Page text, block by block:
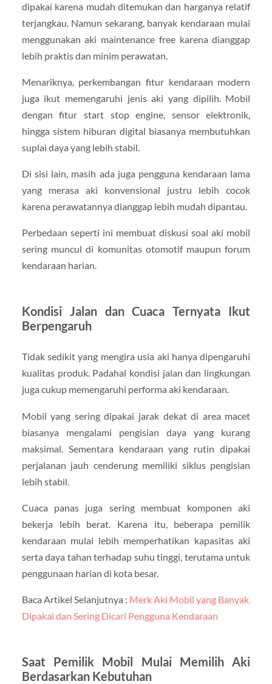
dipakai karena mudah ditemukan dan harganya relatif
terjangkau. Namun sekarang, banyak kendaraan mulai
menggunakan aki maintenance free karena dianggap
lebih praktis dan minim perawatan.
Menariknya, perkembangan fitur kendaraan modern
juga ikut memengaruhi jenis aki yang dipilih. Mobil
dengan fitur start stop engine, sensor elektronik,
hingga sistem hiburan digital biasanya membutuhkan
suplai daya yang lebih stabil.
Di sisi lain, masih ada juga pengguna kendaraan lama
yang merasa aki konvensional justru lebih cocok
karena perawatannya dianggap lebih mudah dipantau.
Perbedaan seperti ini membuat diskusi soal aki mobil
sering muncul di komunitas otomotif maupun forum
kendaraan harian.
Kondisi Jalan dan Cuaca Ternyata Ikut
Berpengaruh
Tidak sedikit yang mengira usia aki hanya dipengaruhi
kualitas produk. Padahal kondisi jalan dan lingkungan
juga cukup memengaruhi performa aki kendaraan.
Mobil yang sering dipakai jarak dekat di area macet
biasanya mengalami pengisian daya yang kurang
maksimal. Sementara kendaraan yang rutin dipakai
perjalanan jauh cenderung memiliki siklus pengisian
lebih stabil.
Cuaca panas juga sering membuat komponen aki
bekerja lebih berat. Karena itu, beberapa pemilik
kendaraan mulai lebih memperhatikan kapasitas aki
serta daya tahan terhadap suhu tinggi, terutama untuk
penggunaan harian di kota besar.
Baca Artikel Selanjutnya : Merk Aki Mobil yang Banyak
Dipakai dan Sering Dicari Pengguna Kendaraan
Saat Pemilik Mobil Mulai Memilih Aki
Berdasarkan Kebutuhan